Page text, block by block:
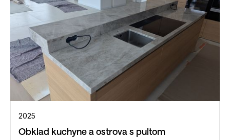
2025
Obklad kuchyne a ostrova s pultom